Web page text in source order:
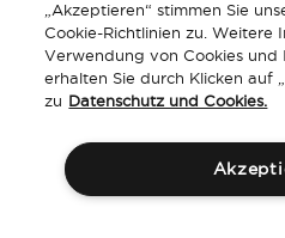
Um
„Akzeptieren“ stimmen Sie
Cookie-Richtlinien zu. Weitere
Verwendung von Cookies und
erhalten Sie durch Klicken auf
zu Datenschutz und Cookies.